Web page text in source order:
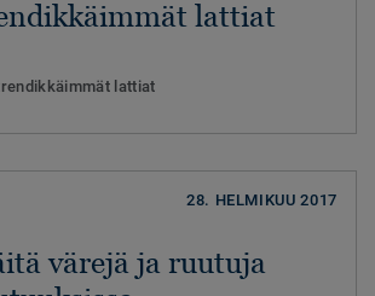
lattiat
lattiat
28. HELMIKUU 2017
värejä ja ruutuja